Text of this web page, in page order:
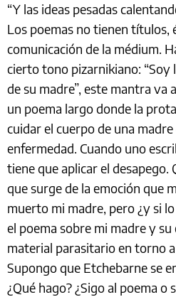
“Y las ideas pesadas
Los poemas no tienen títulos,
comunicación de la médium.
cierto tono pizarnikiano: “Soy
de su madre”, este mantra va
un poema largo donde la
cuidar el cuerpo de una
enfermedad. Cuando uno
tiene que aplicar el desapego.
que surge de la emoción que
muerto mi madre, pero ¿y si
el poema sobre mi madre y su
material parasitario en torno
Supongo que Etchebarne se
¿Qué hago? ¿Sigo al poema